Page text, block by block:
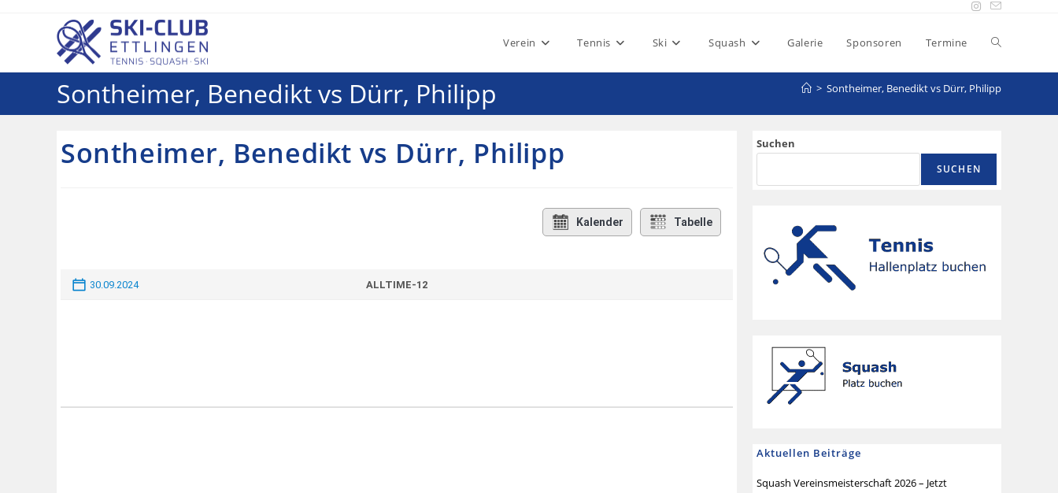
Verein Tennis Ski Squash Galerie Sponsoren Termine
Sontheimer, Benedikt vs Dürr, Philipp > Sontheimer, Benedikt vs Dürr, Philipp
Sontheimer, Benedikt vs Dürr, Philipp
Kalender Tabelle
30.09.2024 ALLTIME-12
Suchen
SUCHEN
Aktuellen Beiträge
Squash Vereinsmeisterschaft 2026 – Jetzt